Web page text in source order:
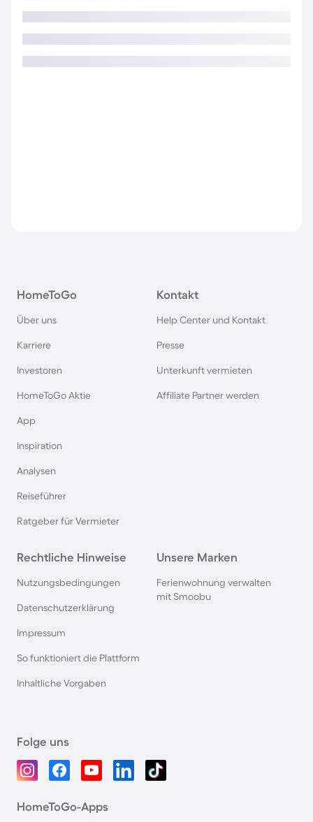
HomeToGo
Über uns
Karriere
Investoren
HomeToGo Aktie
App
Inspiration
Analysen
Reiseführer
Ratgeber für Vermieter
Kontakt
Help Center und Kontakt
Presse
Unterkunft vermieten
Affiliate Partner werden
Rechtliche Hinweise
Nutzungsbedingungen
Datenschutzerklärung
Impressum
So funktioniert die Plattform
Inhaltliche Vorgaben
Unsere Marken
Ferienwohnung verwalten
mit Smoobu
Folge uns
HomeToGo-Apps